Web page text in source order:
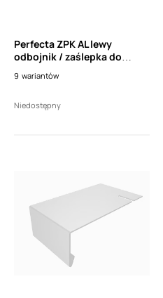
Perfecta ZPK AL lewy
odbojnik / zaślepka do
oraz PK AL flex
9 wariantów
Niedostępny